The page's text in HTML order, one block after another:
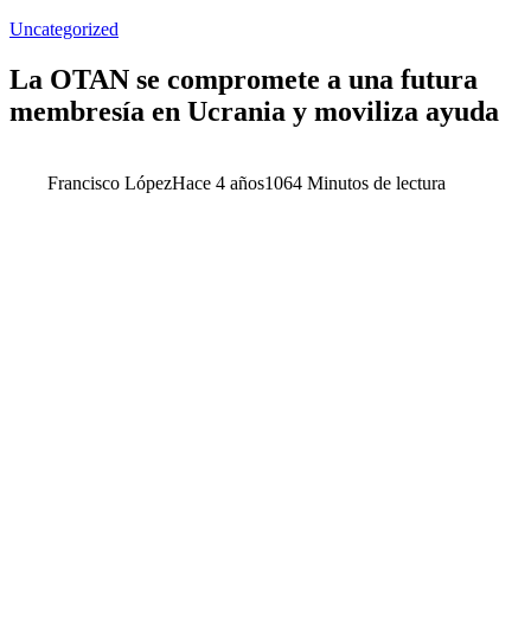
Uncategorized
La OTAN se compromete a una futura
membresía en Ucrania y moviliza ayuda
Francisco LópezHace 4 años1064 Minutos de lectura